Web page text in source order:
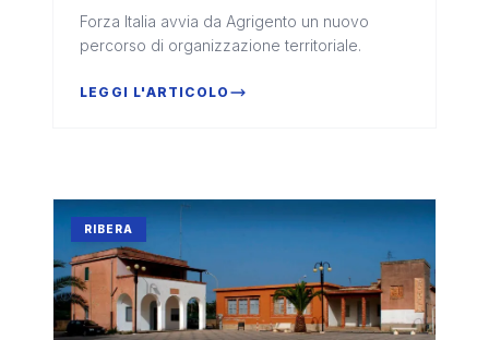
coordina il direttivo
Forza Italia avvia da Agrigento un nuovo
percorso di organizzazione territoriale.
LEGGI L'ARTICOLO
RIBERA